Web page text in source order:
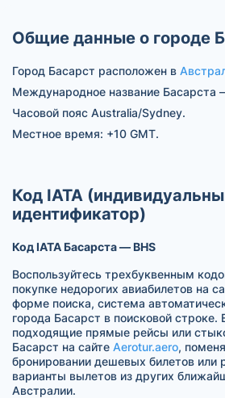
Общие данные о городе
Город Басарст расположен в
Международное название Басарста
Часовой пояс Australia/Sydney.
Местное время: +10 GMT.
Код IATA
идентификатор)
Код IATA Басарста — BHS
Воспользуйтесь трехбуквенным
покупке недорогих авиабилетов на
форме поиска, система
города Басарст в поисковой
подходящие прямые рейсы или
Басарст на сайте Aerotur.aero,
бронировании дешевых билетов или
варианты вылетов из других
Австралии.